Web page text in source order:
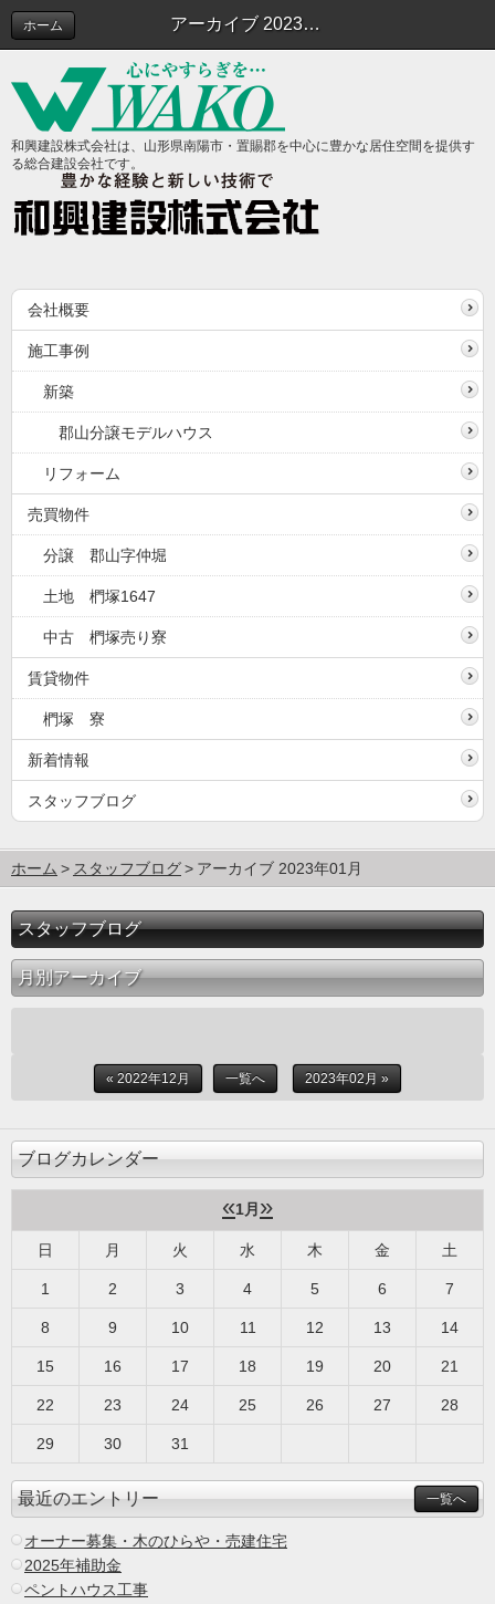
アーカイブ 2023年01月 | スタッフブログ
ホーム
和興建設株式会社は、山形県南陽市・置賜郡を中心に豊かな居住空間を提供す
る総合建設会社です。
会社概要
施工事例
新築
郡山分譲モデルハウス
リフォーム
売買物件
分譲 郡山字仲堀
土地 椚塚1647
中古 椚塚売り寮
賃貸物件
椚塚 寮
新着情報
スタッフブログ
ホーム スタッフブログ アーカイブ 2023年01月
スタッフブログ
月別アーカイブ
« 2022年12月 一覧へ 2023年02月 »
ブログカレンダー
«1月 »
日 月 火 水 木 金 土
1 2 3 4 5 6 7
8 9 10 11 12 13 14
15 16 17 18 19 20 21
22 23 24 25 26 27 28
29 30 31
最近のエントリー 一覧へ
オーナー募集・木のひらや・売建住宅
2025年補助金
ペントハウス工事